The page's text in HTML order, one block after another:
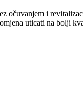
očuvanjem i
uticati na bolji